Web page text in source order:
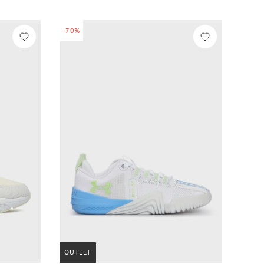
-70%
OUTLET